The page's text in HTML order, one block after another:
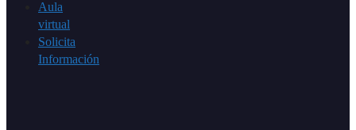
Aula
virtual
Solicita
Información